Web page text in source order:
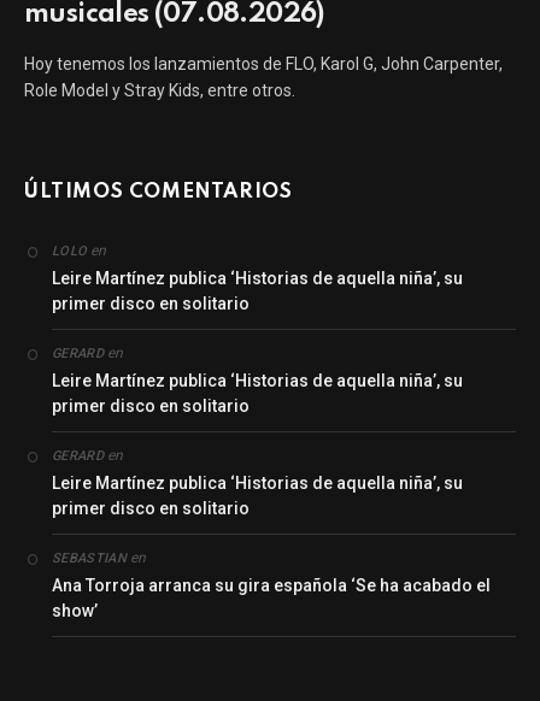
musicales (07.08.2026)
Hoy tenemos los lanzamientos de FLO, Karol G, John Carpenter,
Role Model y Stray Kids, entre otros.
ÚLTIMOS COMENTARIOS
LOLO en
Leire Martínez publica ‘Historias de aquella niña’, su
primer disco en solitario
GERARDen
Leire Martínez publica ‘Historias de aquella niña’, su
primer disco en solitario
GERARDen
Leire Martínez publica ‘Historias de aquella niña’, su
primer disco en solitario
SEBASTIANen
Ana Torroja arranca su gira española ‘Se ha acabado el
show’